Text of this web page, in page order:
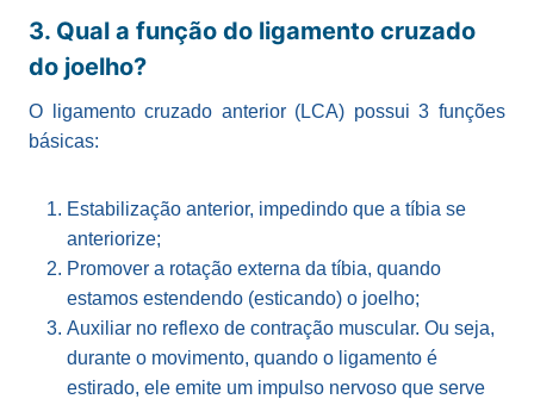
3. Qual a função do ligamento cruzado
do joelho?
O ligamento cruzado anterior (LCA) possui 3 funções
básicas:
Estabilização anterior, impedindo que a tíbia se
anteriorize;
Promover a rotação externa da tíbia, quando
estamos estendendo (esticando) o joelho;
Auxiliar no reflexo de contração muscular. Ou seja,
durante o movimento, quando o ligamento é
estirado, ele emite um impulso nervoso que serve